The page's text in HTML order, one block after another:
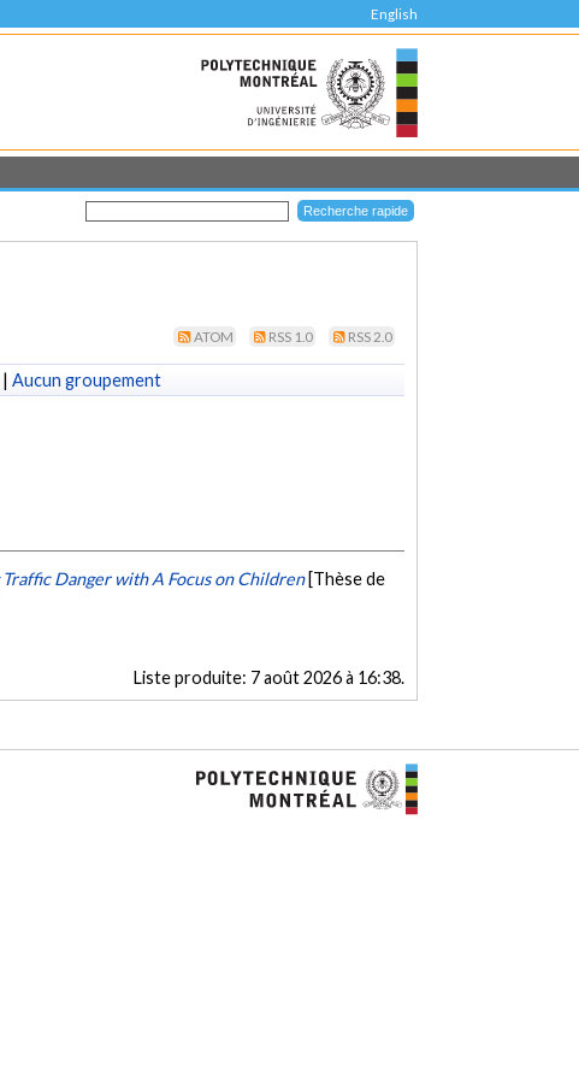
English
ATOM RSS 1.0 RSS 2.0
| Aucun groupement
Danger with A Focus on Children [Thèse de
Liste produite: 7 août 2026 à 16:38.